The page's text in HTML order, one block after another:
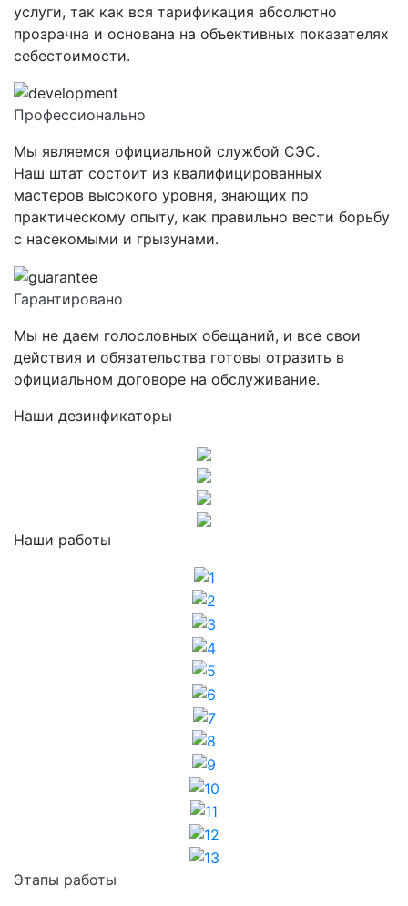
услуги, так как вся тарификация абсолютно
прозрачна и основана на объективных показателях
себестоимости.
Профессионально
Мы являемся официальной службой СЭС.
Наш штат состоит из квалифицированных
мастеров высокого уровня, знающих по
практическому опыту, как правильно вести борьбу
с насекомыми и грызунами.
Гарантировано
Мы не даем голословных обещаний, и все свои
действия и обязательства готовы отразить в
официальном договоре на обслуживание.
Наши дезинфикаторы
Наши работы
1
4
7
10
12
13
Этапы работы